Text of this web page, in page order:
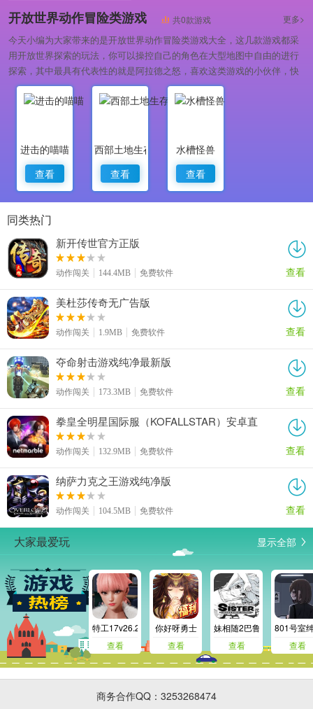
动作冒险游戏
开放世界动作冒险类游戏 共0款游戏 更多>
今天小编为大家带来的是开放世界动作冒险类游戏大全，这几款游戏都采
用开放世界探索的玩法，你可以操控自己的角色在大型地图中自由的进行
探索，其中最具有代表性的就是阿拉德之怒，喜欢这类游戏的小伙伴，快
来下载体验吧！
进击的喵喵
查看
西部土地生存
查看
水槽怪兽
查看
同类热门
新开传世官方正版
动作闯关 144.4MB 免费软件 查看
美杜莎传奇无广告版
动作闯关 1.9MB 免费软件 查看
夺命射击游戏纯净最新版
动作闯关 173.3MB 免费软件 查看
拳皇全明星国际服（KOFALLSTAR）安卓直
装版
动作闯关 132.9MB 免费软件 查看
纳萨力克之王游戏纯净版
动作闯关 104.5MB 免费软件 查看
大家最爱玩 显示全部
特工17v26.2正式版
查看
你好呀勇士
查看
妹相随2巴鲁移植汉化版
查看
801号室
查看
商务合作QQ：3253268474